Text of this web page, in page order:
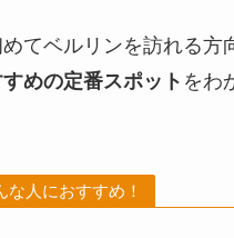
てベルリンを訪れる方
めの定番スポット をわ
な人におすすめ！